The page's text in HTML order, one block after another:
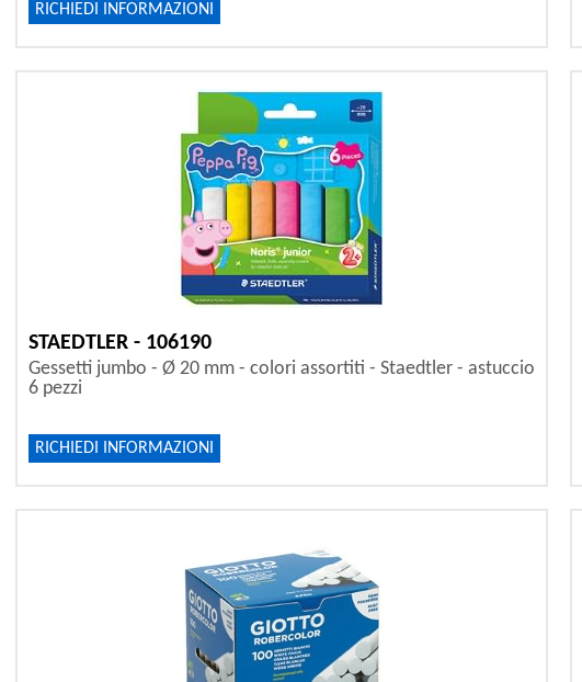
RICHIEDI INFORMAZIONI
STAEDTLER - 106190
Gessetti jumbo - Ø 20 mm - colori assortiti - Staedtler - astuccio
6 pezzi
RICHIEDI INFORMAZIONI